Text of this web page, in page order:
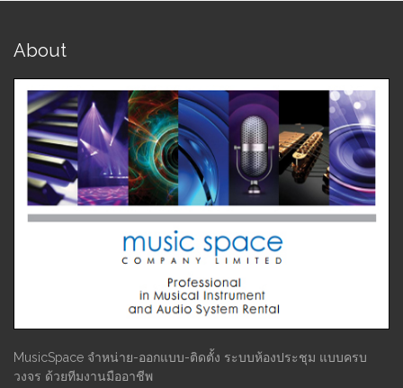
About
MusicSpace จำหน่าย-ออกแบบ-ติดตั้ง ระบบห้องประชุม แบบครบ
วงจร ด้วยทีมงานมืออาชีพ